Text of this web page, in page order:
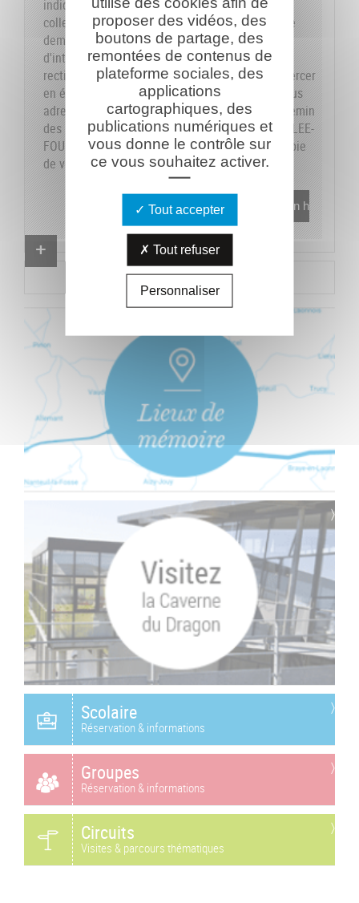
indiquons sur le formulaire les données dont la
collecte est obligatoire pour pouvoir traiter votre
demande. Vous disposez de vos droits
d'interrogation, accès, modification, opposition,
rectification et suppression que vous pouvez exercer
en écrivant au responsable du traitement, en vous
adressant à la Caverne du Dragon-Musée du Chemin
des Dames - RD 18 CD - 02160 OULCHES-LA-VALLEE-
FOULON et en joignant à votre demande une copie
de votre pièce d'identité.En savoir plus
Proposer un combattant
Proposer un document
Scolaire
Réservation & informations
Groupes
Réservation & informations
Circuits
Visites & parcours thématiques
proposer des vidéos, des
boutons de partage, des
remontées de contenus de
plateforme sociales, des
applications
cartographiques, des
publications numériques et
vous donne le contrôle sur
ce vous souhaitez activer.
Tout accepter
Tout refuser
Personnaliser